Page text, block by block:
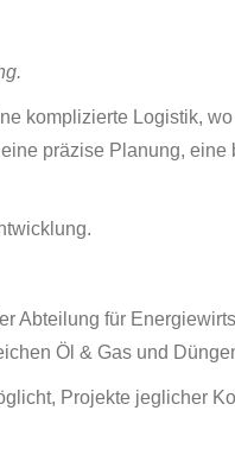
komplizierte Logistik,
präzise Planung,
Abteilung für
Öl & Gas und
Projekte jeglicher